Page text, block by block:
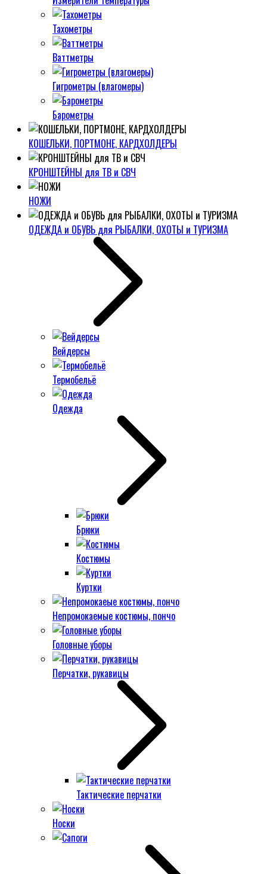
Тахометры
Ваттметры
Гигрометры (влагомеры)
Барометры
КОШЕЛЬКИ, ПОРТМОНЕ, КАРДХОЛДЕРЫ
КРОНШТЕЙНЫ для ТВ и СВЧ
НОЖИ
ОДЕЖДА и ОБУВЬ для РЫБАЛКИ, ОХОТЫ и ТУРИЗМА
Вейдерсы
Термобельё
Одежда
Брюки
Костюмы
Куртки
Непромокаемые костюмы, пончо
Головные уборы
Перчатки, рукавицы
Тактические перчатки
Носки